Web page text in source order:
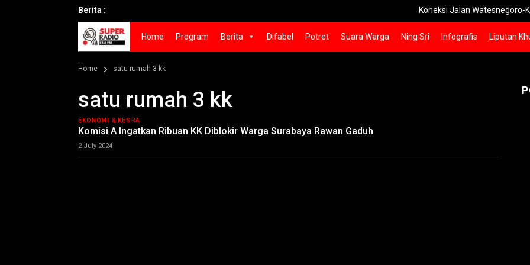
Berita : Koneksi Jalan Watesnegoro-
Home Program Berita Difabel Potret Suara Warga Ning Sri Infografis Liputan
Home satu rumah 3 kk
satu rumah 3 kk
EKONOMI & KESRA
Komisi A Ingatkan Ribuan KK Diblokir Warga Surabaya Rawan Gaduh
2 July 2024